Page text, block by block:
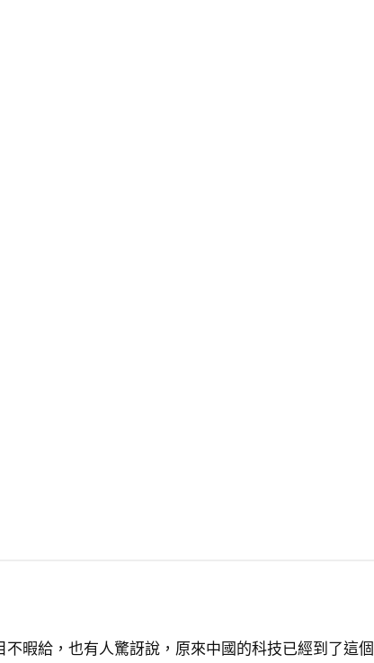
暇給，也有人驚訝說，原來中國的科技已經到了這個